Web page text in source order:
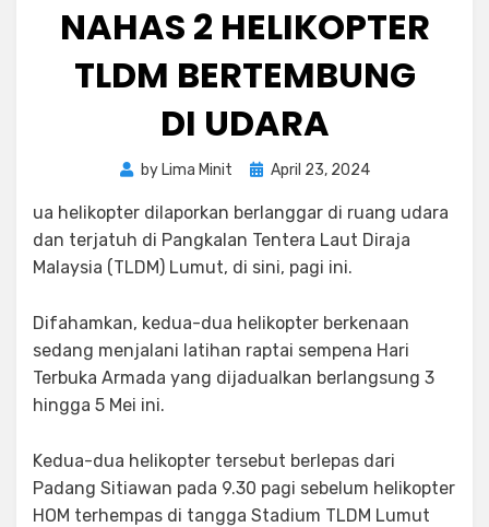
NAHAS 2 HELIKOPTER
TLDM BERTEMBUNG
DI UDARA
by Lima Minit
Posted
April 23, 2024
ua helikopter dilaporkan berlanggar di ruang udara
dan terjatuh di Pangkalan Tentera Laut Diraja
Malaysia (TLDM) Lumut, di sini, pagi ini.
Difahamkan, kedua-dua helikopter berkenaan
sedang menjalani latihan raptai sempena Hari
Terbuka Armada yang dijadualkan berlangsung 3
hingga 5 Mei ini.
Kedua-dua helikopter tersebut berlepas dari
Padang Sitiawan pada 9.30 pagi sebelum helikopter
HOM terhempas di tangga Stadium TLDM Lumut